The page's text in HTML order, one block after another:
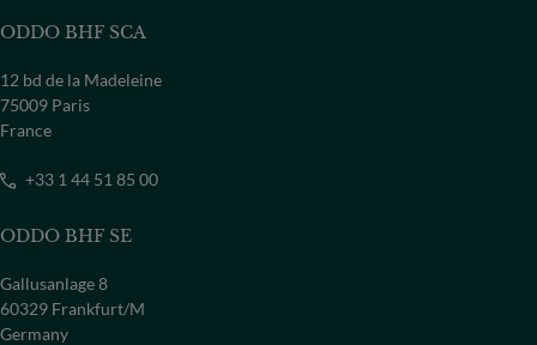
ODDO BHF SCA
12 bd de la Madeleine
75009 Paris
France
+33 1 44 51 85 00
ODDO BHF SE
Gallusanlage 8
60329 Frankfurt/M
Germany